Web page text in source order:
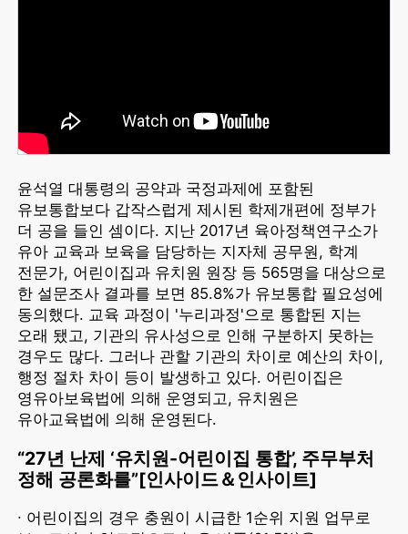
윤석열 대통령의 공약과 국정과제에 포함된
유보통합보다 갑작스럽게 제시된 학제개편에 정부가
더 공을 들인 셈이다. 지난 2017년 육아정책연구소가
유아 교육과 보육을 담당하는 지자체 공무원, 학계
전문가, 어린이집과 유치원 원장 등 565명을 대상으로
한 설문조사 결과를 보면 85.8%가 유보통합 필요성에
동의했다. 교육 과정이 '누리과정'으로 통합된 지는
오래 됐고, 기관의 유사성으로 인해 구분하지 못하는
경우도 많다. 그러나 관할 기관의 차이로 예산의 차이,
행정 절차 차이 등이 발생하고 있다. 어린이집은
영유아보육법에 의해 운영되고, 유치원은
유아교육법에 의해 운영된다.
“27년 난제 ‘유치원-어린이집 통합’, 주무부처
정해 공론화를”[인사이드＆인사이트]
∙ 어린이집의 경우 충원이 시급한 1순위 지원 업무로